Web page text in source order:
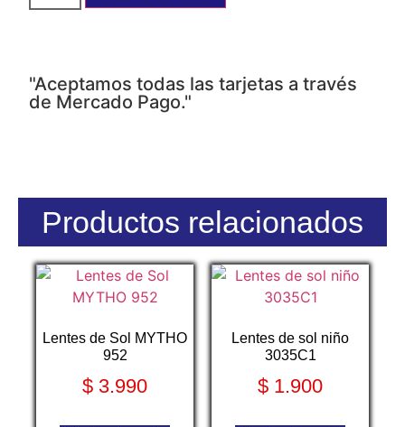
"Aceptamos todas las tarjetas a través
de Mercado Pago."
Productos relacionados
Lentes de Sol MYTHO
952
$ 3.990
Lentes de sol niño
3035C1
$ 1.900